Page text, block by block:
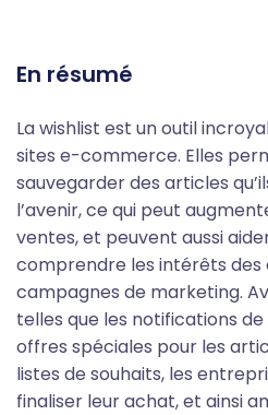
En résumé
La wishlist est un outil
sites e-commerce. Elles
sauvegarder des articles
l’avenir, ce qui peut
ventes, et peuvent aussi
comprendre les intérêts des
campagnes de marketing.
telles que les notifications
offres spéciales pour les
listes de souhaits, les
finaliser leur achat, et ainsi